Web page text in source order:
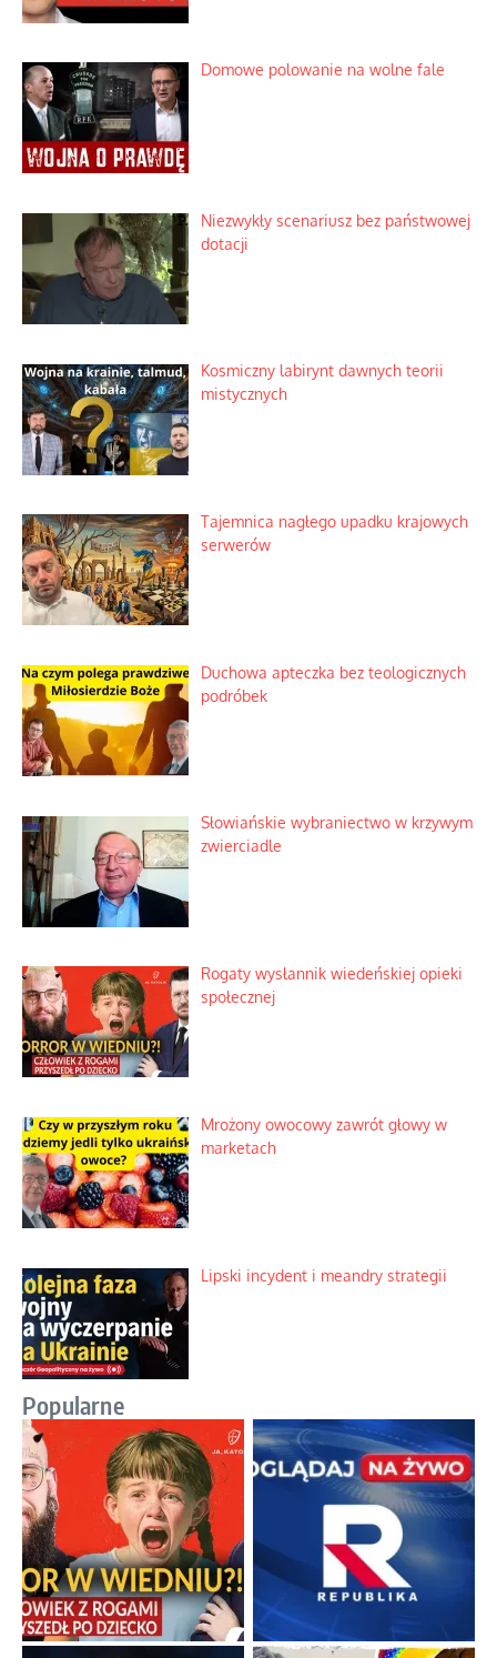
Domowe polowanie na wolne fale
Niezwykły scenariusz bez państwowej
dotacji
Kosmiczny labirynt dawnych teorii
mistycznych
Tajemnica nagłego upadku krajowych
serwerów
Duchowa apteczka bez teologicznych
podróbek
Słowiańskie wybraniectwo w krzywym
zwierciadle
Rogaty wysłannik wiedeńskiej opieki
społecznej
Mrożony owocowy zawrót głowy w
marketach
Lipski incydent i meandry strategii
Popularne